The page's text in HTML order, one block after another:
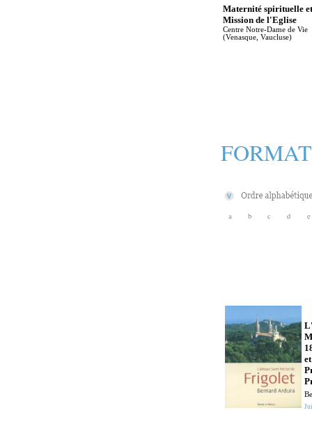
Maternité spirituelle et
Mission de l'Eglise
Centre Notre-Dame de Vie
(Venasque, Vaucluse)
a b c d e